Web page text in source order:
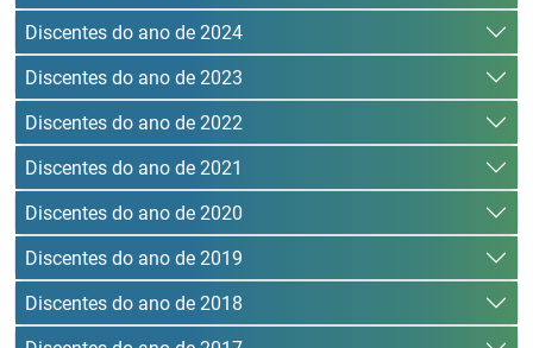
Discentes do ano de 2024
Discentes do ano de 2023
Discentes do ano de 2022
Discentes do ano de 2021
Discentes do ano de 2020
Discentes do ano de 2019
Discentes do ano de 2018